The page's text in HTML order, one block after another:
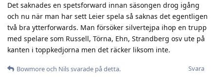
Det saknades en spetsforward innan säsongen drog igång
och nu när man har sett Leier spela så saknas det egentligen
två bra ytterforwards. Man försöker silvertejpa ihop en trupp
med spelare som Russell, Törna, Ehn, Strandberg osv ute på
kanten i toppkedjorna men det räcker liksom inte.
Svara
Bowmoreoch Nilssvarade på detta.